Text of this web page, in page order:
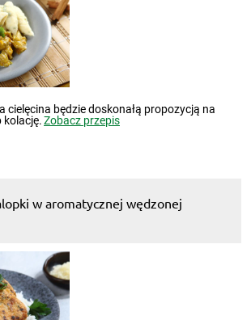
cielęcina będzie doskonałą propozycją na
kolację.Zobacz przepis
w aromatycznej wędzonej